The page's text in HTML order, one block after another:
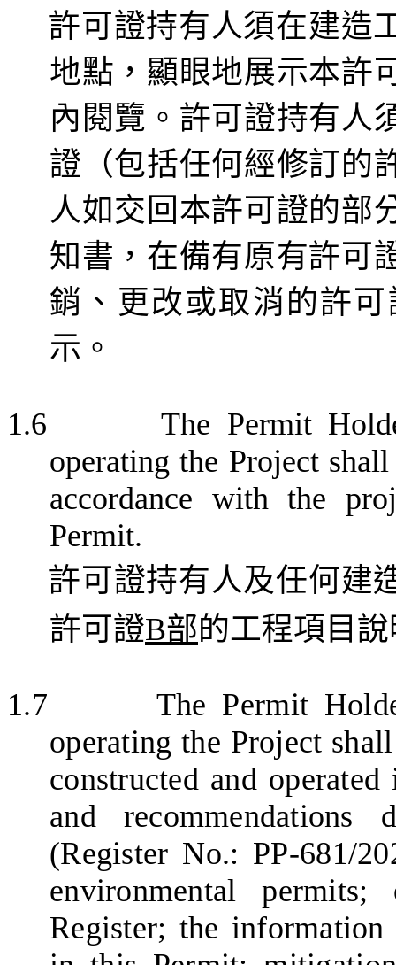
許可證持有人須在建造
地點，顯眼地展示本許
內閱覽。許可證持有人
證（包括任何經修訂的
人如交回本許可證的部
知書，在備有原有許可
銷、更改或取消的許
示。
1.6
The Permit
operating the Project
accordance with the
Permit.
許可證持有人及任何建
許可證B部的工程項目
1.7
The Permit
operating the Project
constructed and
and
(Register No.: PP-681/
environmental permits;
Register; the information